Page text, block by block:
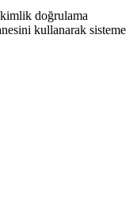
doğrulama
kullanarak sisteme